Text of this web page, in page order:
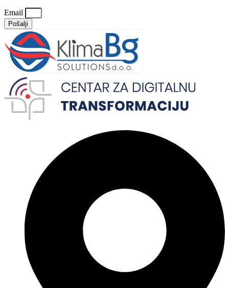
Email
Pošalji